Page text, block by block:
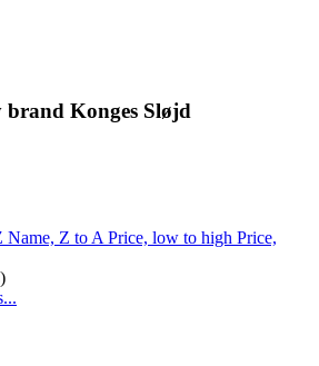
Konges Sløjd
Name, Z to APrice, low to high Price,